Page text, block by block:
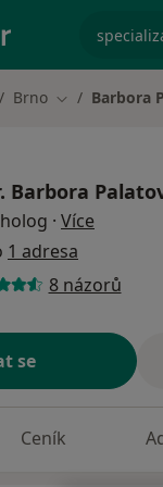
Brno Změna města
Barbora
Barbora
· Více
1 adresa
8 názorů
se
Ceník